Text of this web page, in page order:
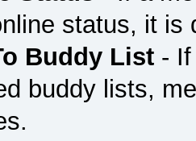
status, it is
Buddy List- If
buddy lists,